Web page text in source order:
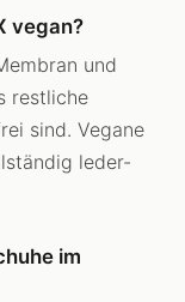
vegan?
und
restliche
sind. Vegane
leder-
im